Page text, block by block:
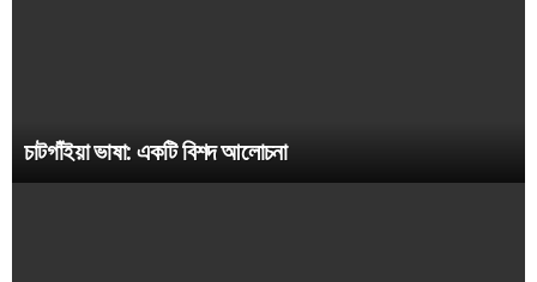
চাটগাঁইয়া ভাষা: একটি বিশদ আলোচনা